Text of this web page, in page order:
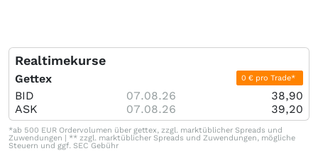
Realtimekurse
Gettex 0 € pro Trade*
BID 07.08.26
38,90
ASK
07.08.26 39,20
*ab 500 EUR Ordervolumen über gettex, zzgl. marktüblicher Spreads und
Zuwendungen | ** zzgl. marktüblicher Spreads und Zuwendungen, mögliche
Steuern und ggf. SEC Gebühr